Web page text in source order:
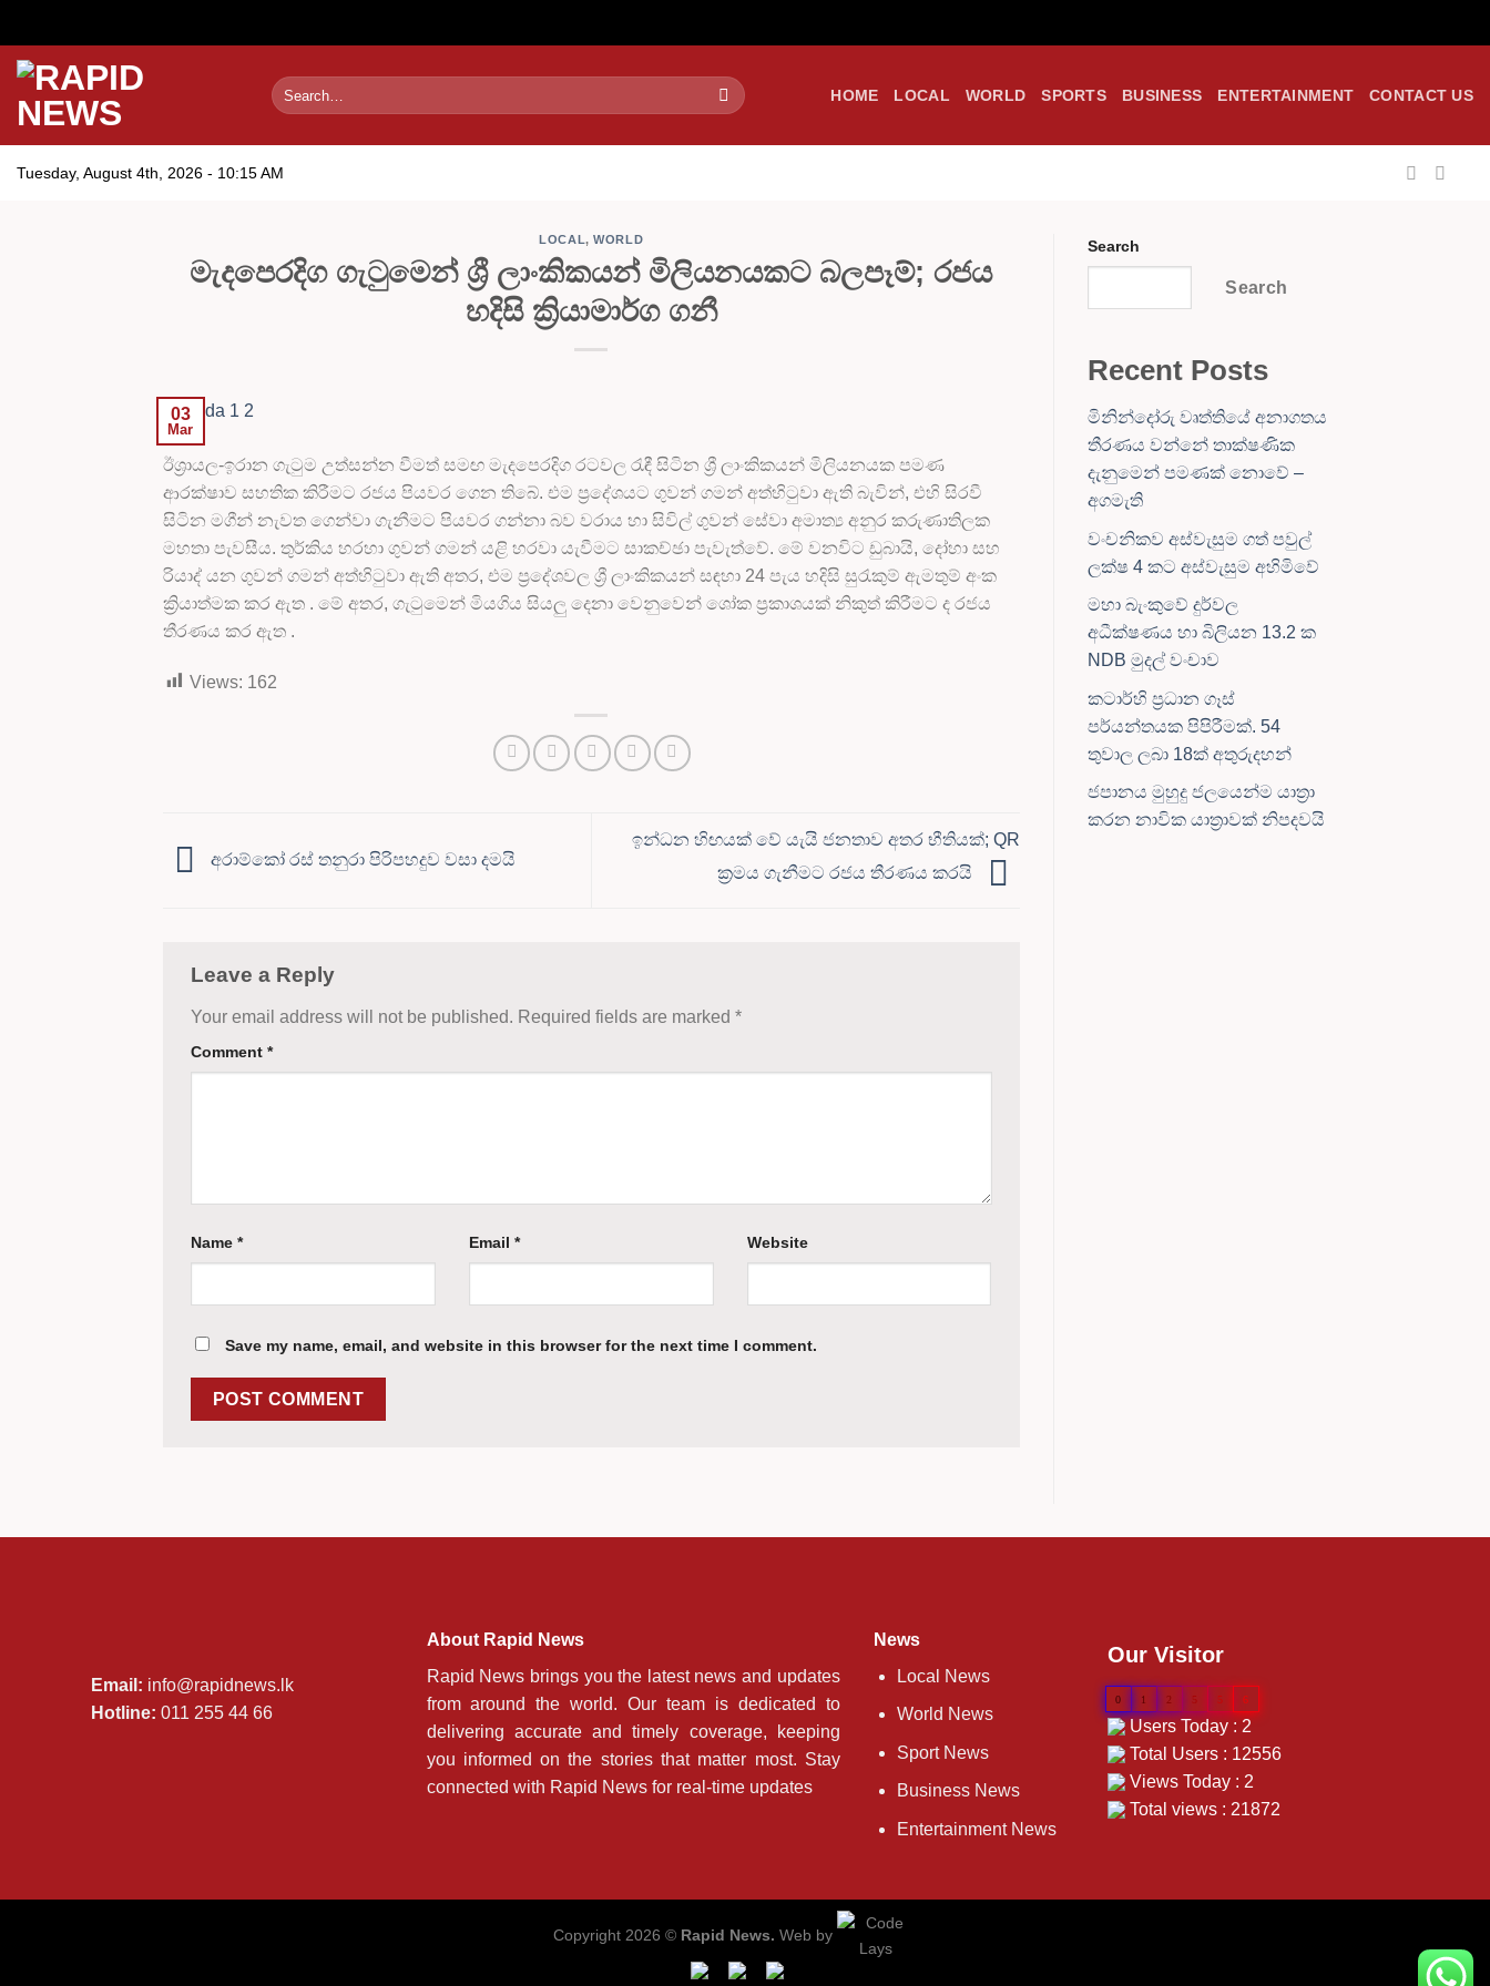
Skip
content
HOME LOCAL WORLD SPORTS BUSINESS ENTERTAINMENT CONTACT US
Tuesday, August 4th, 2026 - 10:15 AM
LOCAL,WORLD
මැදපෙරදිග ගැටුමෙන් ශ්‍රී ලාංකිකයන් මිලියනයකට බලපෑම්; රජය
හදිසි ක්‍රියාමාර්ග ගනී
03
Mar
ඊශ්‍රායල-ඉරාන ගැටුම උත්සන්න වීමත් සමඟ මැදපෙරදිග රටවල රැඳී සිටින ශ්‍රී ලාංකිකයන් මිලියනයක පමණ
ආරක්ෂාව සහතික කිරීමට රජය පියවර ගෙන තිබේ. එම ප්‍රදේශයට ගුවන් ගමන් අත්හිටුවා ඇති බැවින්, එහි සිරවී
සිටින මගීන් නැවත ගෙන්වා ගැනීමට පියවර ගන්නා බව වරාය හා සිවිල් ගුවන් සේවා අමාත්‍ය අනුර කරුණාතිලක
මහතා පැවසීය. තුර්කිය හරහා ගුවන් ගමන් යළි හරවා යැවීමට සාකච්ඡා පැවැත්වේ. මේ වනවිට ඩුබායි, දෝහා සහ
රියාද් යන ගුවන් ගමන් අත්හිටුවා ඇති අතර, එම ප්‍රදේශවල ශ්‍රී ලාංකිකයන් සඳහා 24 පැය හදිසි සුරැකුම් ඇමතුම් අංක
ක්‍රියාත්මක කර ඇත . මේ අතර, ගැටුමෙන් මියගිය සියලු දෙනා වෙනුවෙන් ශෝක ප්‍රකාශයක් නිකුත් කිරීමට ද රජය
තීරණය කර ඇත .
Views: 162
අරාම්කෝ රස් තනුරා පිරිපහදුව වසා දමයි
ඉන්ධන හිඟයක් වේ යැයි ජනතාව අතර භීතියක්; QR
ක්‍රමය ගැනීමට රජය තීරණය කරයි
Leave a Reply
Your email address will not be published. Required fields are marked *
Comment *
Name * Email * Website
Save my name, email, and website in this browser for the next time I comment.
Search
Search
Recent Posts
මිනින්දෝරු වෘත්තියේ අනාගතය
තීරණය වන්නේ තාක්ෂණික
දැනුමෙන් පමණක් නොවේ –
අගමැති
වංචනිකව අස්වැසුම ගත් පවුල්
ලක්ෂ 4 කට අස්වැසුම අහිමිවේ
මහා බැංකුවේ දුර්වල
අධීක්ෂණය හා බිලියන 13.2 ක
NDB මුදල් වංචාව
කටාර්හි ප්‍රධාන ගෑස්
පර්යන්තයක පිපිරීමක්. 54
තුවාල ලබා 18ක් අතුරුදහන්
ජපානය මුහුදු ජලයෙන්ම යාත්‍රා
කරන නාවික යාත්‍රාවක් නිපදවයි
Email: info@rapidnews.lk
Hotline: 011 255 44 66
About Rapid News
Rapid News brings you the latest news and updates
from around the world. Our team is dedicated to
delivering accurate and timely coverage, keeping
you informed on the stories that matter most. Stay
connected with Rapid News for real-time updates
News
Local News
World News
Sport News
Business News
Entertainment News
Our Visitor
0 1 2 5 5 6
Users Today : 2
Total Users : 12556
Views Today : 2
Total views : 21872
Copyright 2026 © Rapid News. Web by